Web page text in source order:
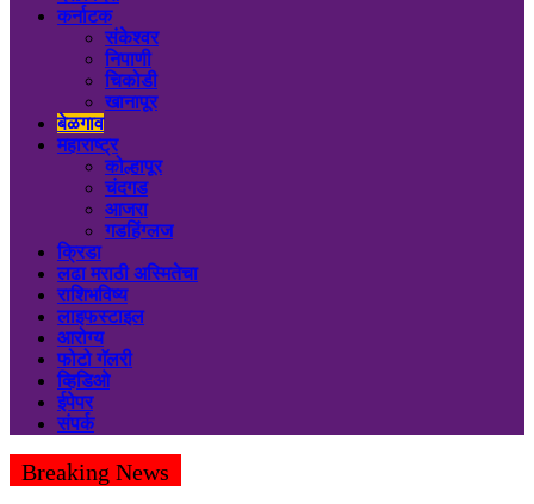
कर्नाटक
संकेश्वर
निपाणी
चिकोडी
खानापूर
बेळगाव
महाराष्ट्र
कोल्हापूर
चंदगड
आजरा
गडहिंग्लज
क्रिडा
लढा मराठी अस्मितेचा
राशिभविष्य
लाइफस्टाइल
आरोग्य
फोटो गॅलरी
व्हिडिओ
ईपेपर
संपर्क
Breaking News